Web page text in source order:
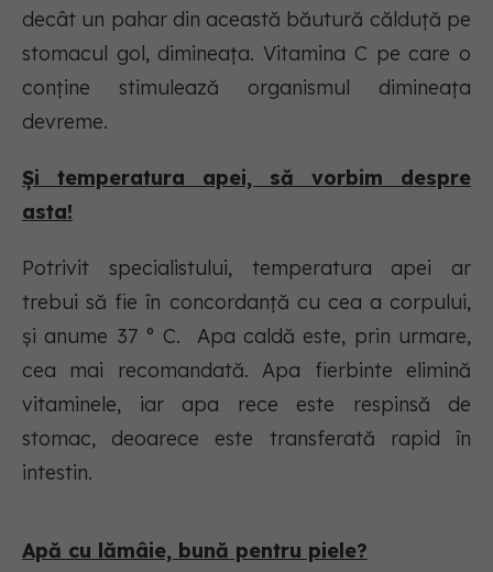
decât un pahar din această băutură călduță pe
stomacul gol, dimineața. Vitamina C pe care o
conține stimulează organismul dimineața
devreme.
Și temperatura apei, să vorbim despre
asta!
Potrivit specialistului, temperatura apei ar
trebui să fie în concordanță cu cea a corpului,
și anume 37 ° C. Apa caldă este, prin urmare,
cea mai recomandată. Apa fierbinte elimină
vitaminele, iar apa rece este respinsă de
stomac, deoarece este transferată rapid în
intestin.
Apă cu lămâie, bună pentru piele?